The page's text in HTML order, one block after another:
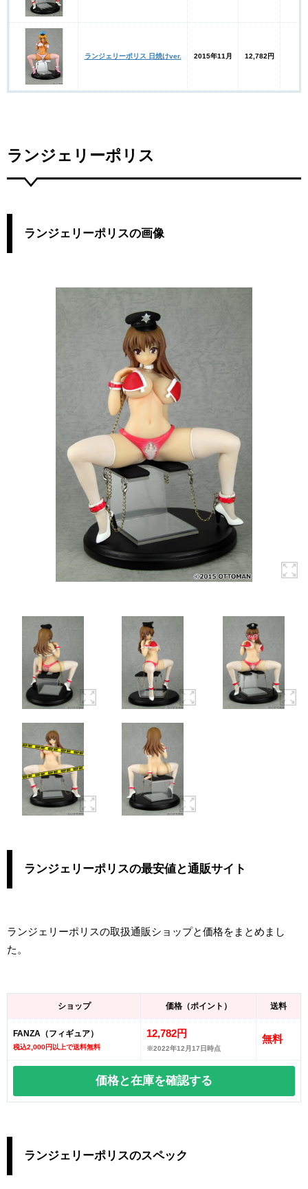
ランジェリーポリス 日焼けver. 2015年11月 12,782円
ランジェリーポリス
ランジェリーポリスの画像
ランジェリーポリスの最安値と通販サイト
ランジェリーポリスの取扱通販ショップと価格をまとめまし
た。
ショップ 価格（ポイント） 送料
FANZA（フィギュア）
税込2,000円以上で送料無料
12,782円
※2022年12月17日時点
無料
価格と在庫を確認する
ランジェリーポリスのスペック